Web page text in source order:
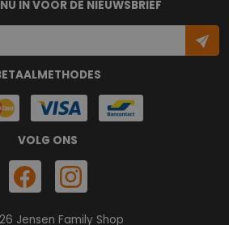
IN VOOR DE NIEUWSBRIEF
VOLG ONS
Jensen Family Shop